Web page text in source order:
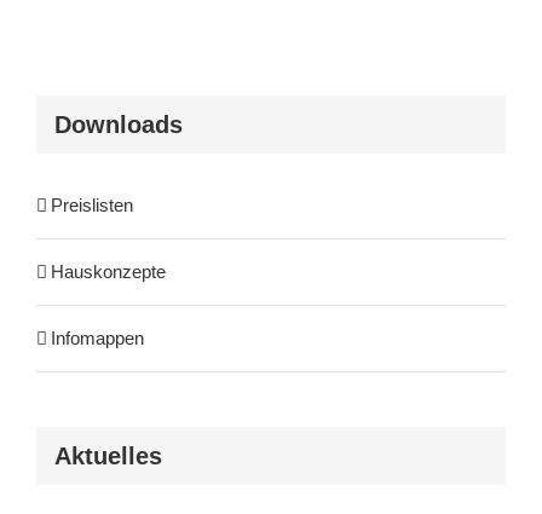
Downloads
Preislisten
Hauskonzepte
Infomappen
Aktuelles